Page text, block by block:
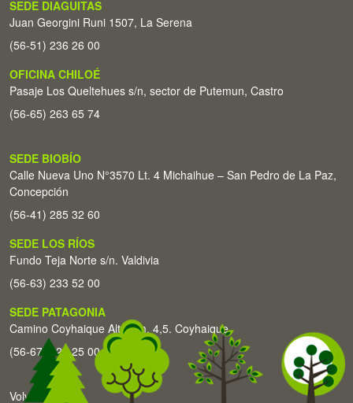
SEDE DIAGUITAS
Juan Georgini Runi 1507, La Serena
(56-51) 236 26 00
OFICINA CHILOÉ
Pasaje Los Queltehues s/n, sector de Putemun, Castro
(56-65) 263 65 74
SEDE BIOBÍO
Calle Nueva Uno N°3570 Lt. 4 Michaihue – San Pedro de La Paz,
Concepción
(56-41) 285 32 60
SEDE LOS RÍOS
Fundo Teja Norte s/n. Valdivia
(56-63) 233 52 00
SEDE PATAGONIA
Camino Coyhaique Alto Km. 4,5. Coyhaique
(56-67) 226 25 00
Volver arriba